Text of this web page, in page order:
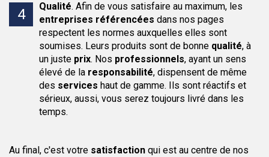
Qualité. Afin de vous satisfaire au maximum, les
entreprises référencées dans nos pages
respectent les normes auxquelles elles sont
soumises. Leurs produits sont de bonne qualité, à
un juste prix. Nos professionnels, ayant un sens
élevé de la responsabilité, dispensent de même
des services haut de gamme. Ils sont réactifs et
sérieux, aussi, vous serez toujours livré dans les
temps.
Au final, c'est votre satisfaction qui est au centre de nos